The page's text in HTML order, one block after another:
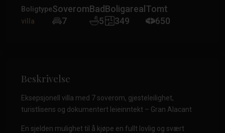
Boligtype
villa
Soverom
7
Bad
5
Boligareal
349
Tomt
650
Beskrivelse
Eksepsjonell villa med 7 soverom, gjesteleilighet,
turistlisens og dokumentert leieinntekt – Gran Alacant
En sjelden mulighet til å kjøpe en fullt lovlig og svært